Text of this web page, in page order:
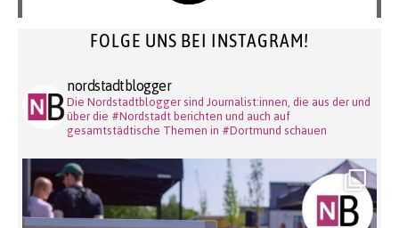
FOLGE UNS BEI INSTAGRAM!
nordstadtblogger
Die Nordstadtblogger sind Journalist:innen, die aus der und
über die #Nordstadt berichten und auch auf
gesamtstädtische Themen in #Dortmund schauen